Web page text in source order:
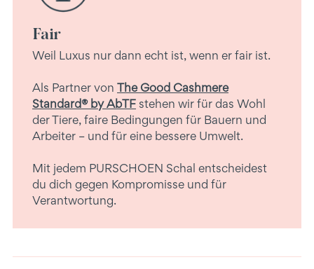
Fair
Weil Luxus nur dann echt ist, wenn er fair ist.
Als Partner von The Good Cashmere
Standard® by AbTF stehen wir für das Wohl
der Tiere, faire Bedingungen für Bauern und
Arbeiter – und für eine bessere Umwelt.
Mit jedem PURSCHOEN Schal entscheidest
du dich gegen Kompromisse und für
Verantwortung.